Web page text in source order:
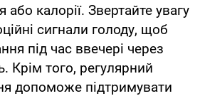
або калорії. Звертайте увагу
сигнали голоду, щоб
під час ввечері через
Крім того, регулярний
допоможе підтримувати